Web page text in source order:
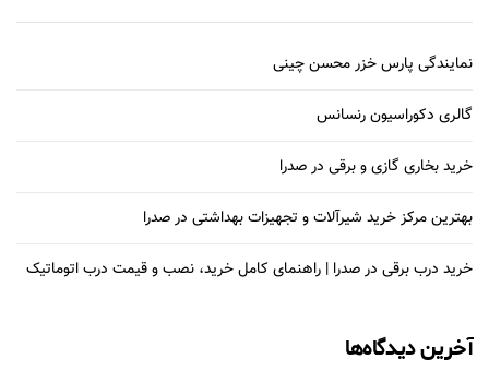
نمایندگی پارس خزر محسن چینی
گالری دکوراسیون رنسانس
خرید بخاری گازی و برقی در صدرا
بهترین مرکز خرید شیرآلات و تجهیزات بهداشتی در صدرا
خرید درب برقی در صدرا | راهنمای کامل خرید، نصب و قیمت درب اتوماتیک
آخرین دیدگاه‌ها